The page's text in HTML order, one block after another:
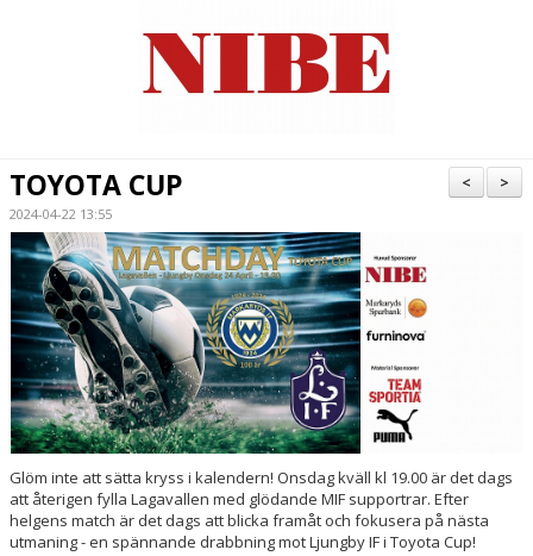
BILDGALLERI
DOKUMENT
VÅRA LAG/TRÄNARE
MATCHER
UPPDRAG I FÖRENINGEN
INITIATIV & PROJEKT
>
<
TOYOTA CUP
2024-04-22 13:55
Glöm inte att sätta kryss i kalendern! Onsdag kväll kl 19.00 är det dags
att återigen fylla Lagavallen med glödande MIF supportrar. Efter
helgens match är det dags att blicka framåt och fokusera på nästa
utmaning - en spännande drabbning mot Ljungby IF i Toyota Cup!